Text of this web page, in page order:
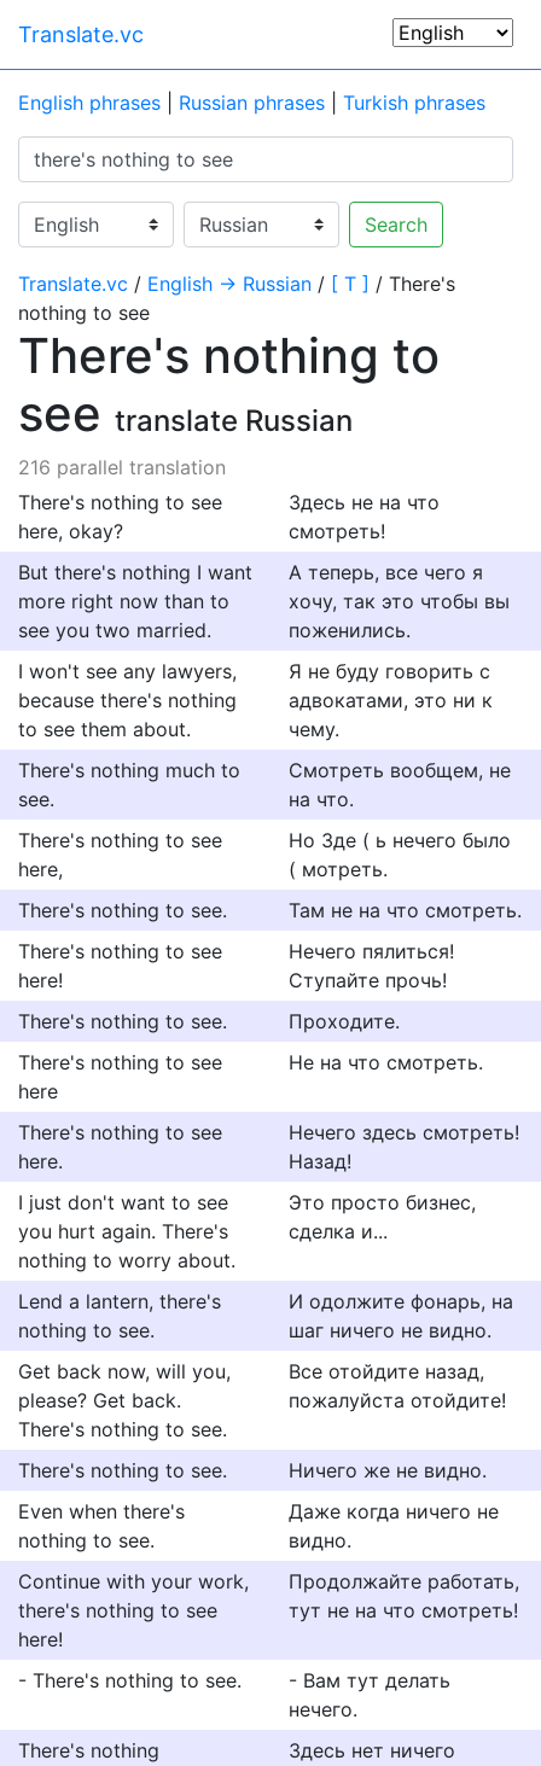
Translate.vc
English phrases Russian phrases Turkish phrases
Search
Translate.vc / English → Russian / [ T ] / There's
nothing to see
There's nothing to
see translate Russian
216 parallel translation
There's nothing to see
here, okay?
Здесь не на что
смотреть!
But there's nothing I want
more right now than to
see you two married.
А теперь, все чего я
хочу, так это чтобы вы
поженились.
I won't see any lawyers,
because there's nothing
to see them about.
Я не буду говорить с
адвокатами, это ни к
чему.
There's nothing much to
see.
Смотреть вообщем, не
на что.
There's nothing to see
here,
Но 3де ( ь нечего было
( мотреть.
There's nothing to see.
Там не на что смотреть.
There's nothing to see
here!
Нечего пялиться!
Ступайте прочь!
There's nothing to see.
Проходите.
There's nothing to see
here
Не на что смотреть.
There's nothing to see
here.
Нечего здесь смотреть!
Назад!
I just don't want to see
you hurt again. There's
nothing to worry about.
Это просто бизнес,
сделка и...
Lend a lantern, there's
nothing to see.
И одолжите фонарь, на
шаг ничего не видно.
Get back now, will you,
please? Get back.
There's nothing to see.
Все отойдите назад,
пожалуйста отойдите!
There's nothing to see.
Ничего же не видно.
Even when there's
nothing to see.
Даже когда ничего не
видно.
Continue with your work,
there's nothing to see
here!
Продолжайте работать,
тут не на что смотреть!
- There's nothing to see.
- Вам тут делать
нечего.
There's nothing
Здесь нет ничего